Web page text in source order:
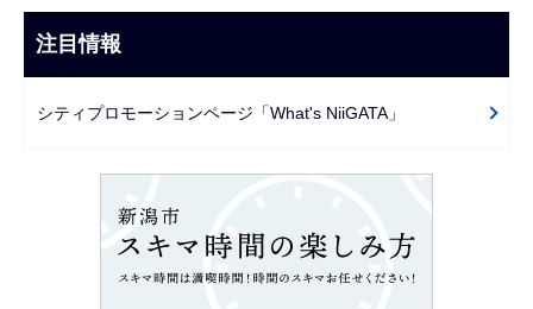
こ
ま
で
ビ
ー
注目情報
シティプロモーションページ「What's NiiGATA」